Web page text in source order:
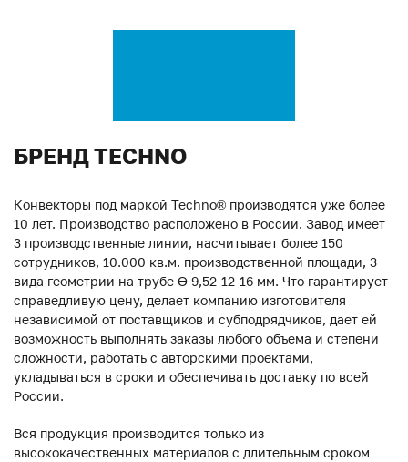
БРЕНД TECHNO
Конвекторы под маркой Techno® производятся уже более
10 лет. Производство расположено в России. Завод имеет
3 производственные линии, насчитывает более 150
сотрудников, 10.000 кв.м. производственной площади, 3
вида геометрии на трубе ϴ 9,52-12-16 мм. Что гарантирует
справедливую цену, делает компанию изготовителя
независимой от поставщиков и субподрядчиков, дает ей
возможность выполнять заказы любого объема и степени
сложности, работать с авторскими проектами,
укладываться в сроки и обеспечивать доставку по всей
России.
Вся продукция производится только из
высококачественных материалов с длительным сроком